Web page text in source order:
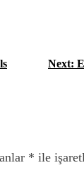
Next:
* ile